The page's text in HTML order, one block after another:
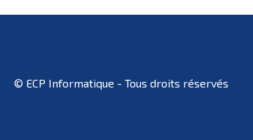
© ECP Informatique - Tous droits réservés